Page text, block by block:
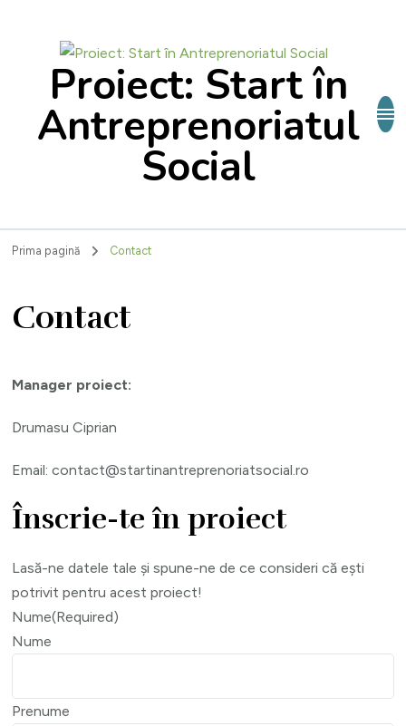
Proiect: Start în
Antreprenoriatul
Social
Prima pagină Contact
Contact
Manager proiect:
Drumasu Ciprian
Email: contact@startinantreprenoriatsocial.ro
Înscrie-te în proiect
Lasă-ne datele tale și spune-ne de ce consideri că ești
potrivit pentru acest proiect!
Nume(Required)
Nume
Prenume